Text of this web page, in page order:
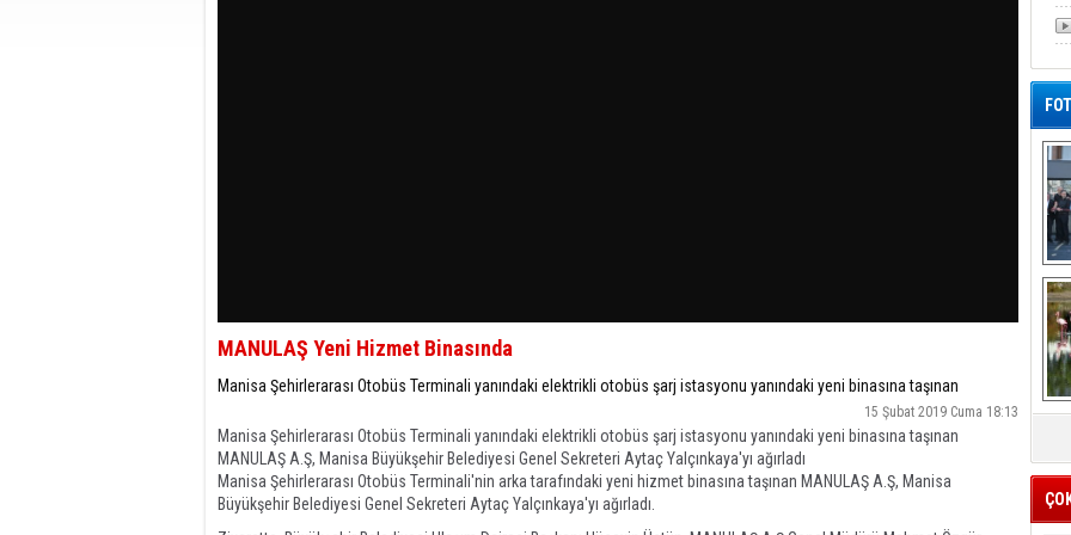
MANULAŞ Yeni Hizmet Binasında
Manisa Şehirlerarası Otobüs Terminali yanındaki elektrikli otobüs şarj istasyonu yanındaki yeni binasına taşınan
15 Şubat 2019 Cuma 18:13
Manisa Şehirlerarası Otobüs Terminali yanındaki elektrikli otobüs şarj istasyonu yanındaki yeni binasına taşınan
MANULAŞ A.Ş, Manisa Büyükşehir Belediyesi Genel Sekreteri Aytaç Yalçınkaya'yı ağırladı
Manisa Şehirlerarası Otobüs Terminali'nin arka tarafındaki yeni hizmet binasına taşınan MANULAŞ A.Ş, Manisa
Büyükşehir Belediyesi Genel Sekreteri Aytaç Yalçınkaya'yı ağırladı.